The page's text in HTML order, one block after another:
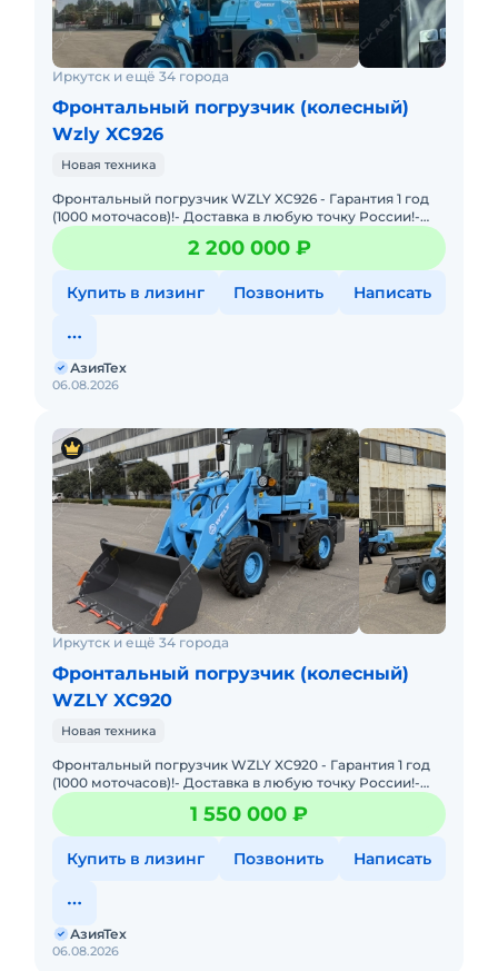
Иркутск и ещё 34 города
Фронтальный погрузчик (колесный)
Wzly XC926
Новая техника
Фронтальный погрузчик WZLY XC926 - Гарантия 1 год
(1000 моточасов)!- Доставка в любую точку России!-
Работаем с физическими и юридическими лицами!
Технические
2 200 000 ₽
Купить в лизинг Позвонить Написать
06.08.2026
АзияТех
Иркутск и ещё 34 города
Фронтальный погрузчик (колесный)
WZLY XC920
Новая техника
Фронтальный погрузчик WZLY XC920 - Гарантия 1 год
(1000 моточасов)!- Доставка в любую точку России!-
Работаем с физическими и юридическими лицами!
Технические
1 550 000 ₽
Купить в лизинг Позвонить Написать
06.08.2026
АзияТех